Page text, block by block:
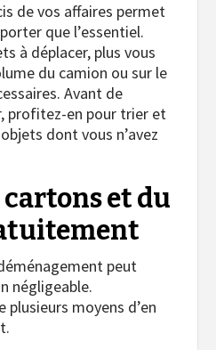
de vos affaires permet
que l’essentiel.
à déplacer, plus vous
du camion ou sur le
Avant de
profitez-en pour trier et
dont vous n’avez
et du
peut
négligeable.
moyens d’en